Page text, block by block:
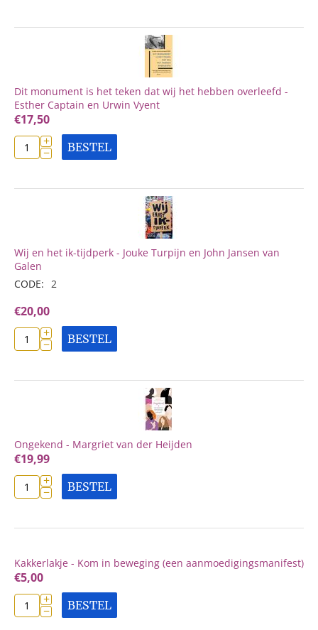
Dit monument is het teken dat wij het hebben overleefd -
Esther Captain en Urwin Vyent
€17,50
+
− BESTEL
Wij en het ik-tijdperk - Jouke Turpijn en John Jansen van
Galen
CODE: 2
€20,00
+
− BESTEL
Ongekend - Margriet van der Heijden
€19,99
+
− BESTEL
Kakkerlakje - Kom in beweging (een aanmoedigingsmanifest)
€5,00
+
− BESTEL